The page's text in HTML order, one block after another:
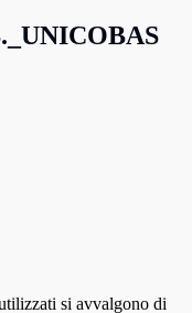
si avvalgono di